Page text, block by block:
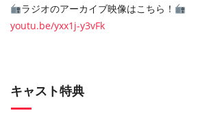
ラジオのアーカイブ映像はこちら！
youtu.be/yxx1j-y3vFk
キャスト特典